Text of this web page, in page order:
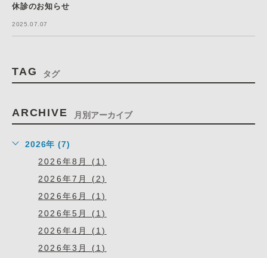
休診のお知らせ
2025.07.07
TAG タグ
ARCHIVE 月別アーカイブ
2026年 (7)
2026年8月 (1)
2026年7月 (2)
2026年6月 (1)
2026年5月 (1)
2026年4月 (1)
2026年3月 (1)